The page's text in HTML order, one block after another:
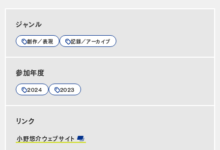
ジャンル
創作／表現 記録／アーカイブ
参加年度
2024 2023
リンク
小野悠介ウェブサイト